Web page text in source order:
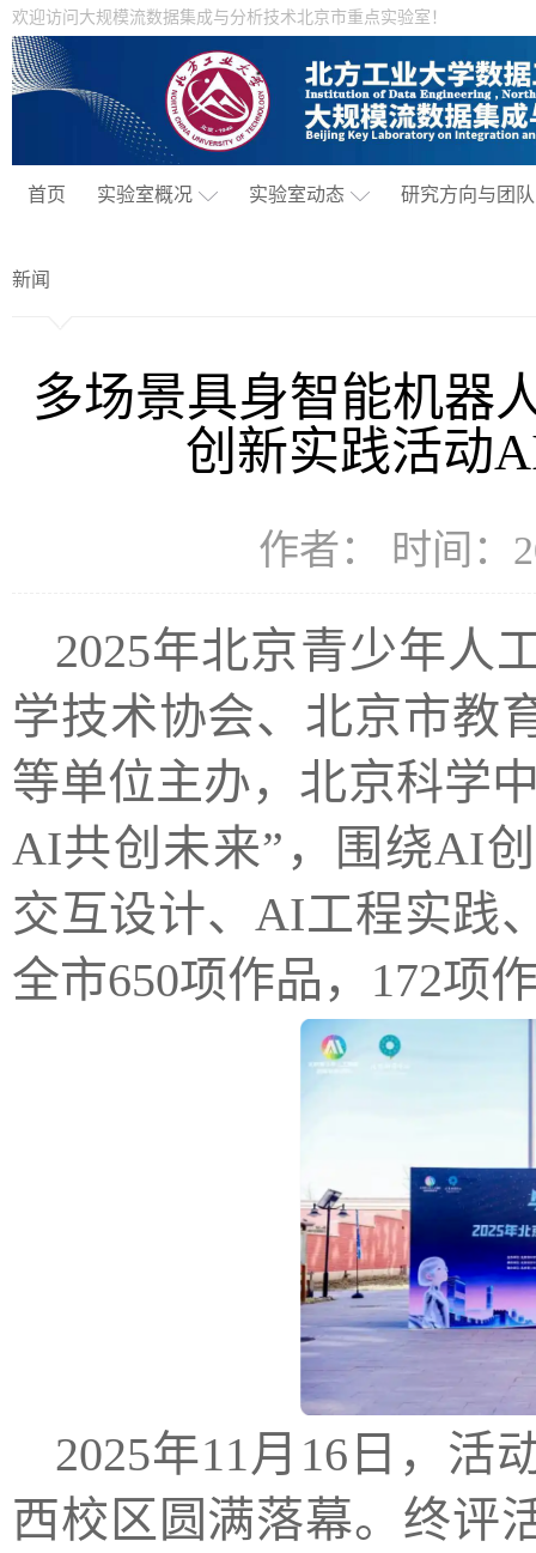
欢迎访问大规模流数据集成与分析技术北京市重点实验室！
首页 实验室概况 实验室动态 研究方向与团队
新闻
多场景具身智能机器
创新实践活动
作者： 时间：
2025年北京青少年人
学技术协会、北京市教
等单位主办，北京科学
AI共创未来”，围绕AI
交互设计、AI工程实践
全市650项作品，172项
2025年11月16日，活
西校区圆满落幕。终评